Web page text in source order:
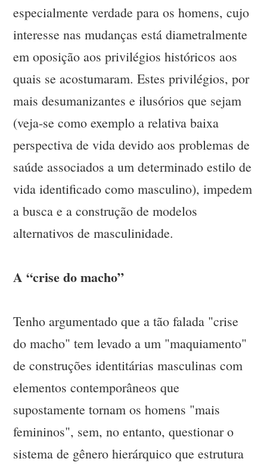
especialmente verdade para os homens, cujo
interesse nas mudanças está diametralmente
em oposição aos privilégios históricos aos
quais se acostumaram. Estes privilégios, por
mais desumanizantes e ilusórios que sejam
(veja-se como exemplo a relativa baixa
perspectiva de vida devido aos problemas de
saúde associados a um determinado estilo de
vida identificado como masculino), impedem
a busca e a construção de modelos
alternativos de masculinidade.
A “crise do macho”
Tenho argumentado que a tão falada "crise
do macho" tem levado a um "maquiamento"
de construções identitárias masculinas com
elementos contemporâneos que
supostamente tornam os homens "mais
femininos", sem, no entanto, questionar o
sistema de gênero hierárquico que estrutura